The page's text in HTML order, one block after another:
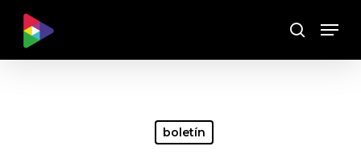
main
Buscar
Menu
boletín